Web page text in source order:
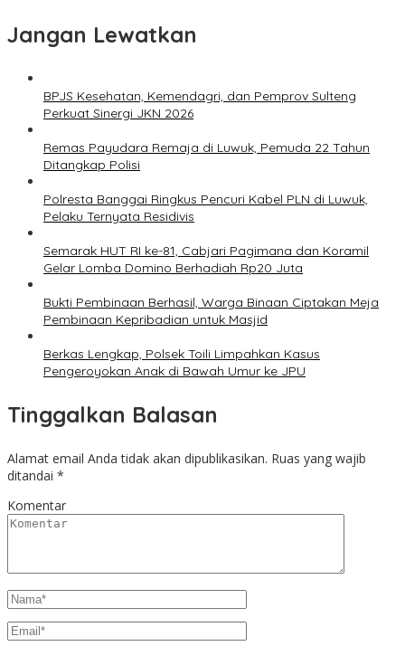
Jangan Lewatkan
BPJS Kesehatan, Kemendagri, dan Pemprov Sulteng
Perkuat Sinergi JKN 2026
Remas Payudara Remaja di Luwuk, Pemuda 22 Tahun
Ditangkap Polisi
Polresta Banggai Ringkus Pencuri Kabel PLN di Luwuk,
Pelaku Ternyata Residivis
Semarak HUT RI ke-81, Cabjari Pagimana dan Koramil
Gelar Lomba Domino Berhadiah Rp20 Juta
Bukti Pembinaan Berhasil, Warga Binaan Ciptakan Meja
Pembinaan Kepribadian untuk Masjid
Berkas Lengkap, Polsek Toili Limpahkan Kasus
Pengeroyokan Anak di Bawah Umur ke JPU
Tinggalkan Balasan
Alamat email Anda tidak akan dipublikasikan. Ruas yang wajib
ditandai *
Komentar